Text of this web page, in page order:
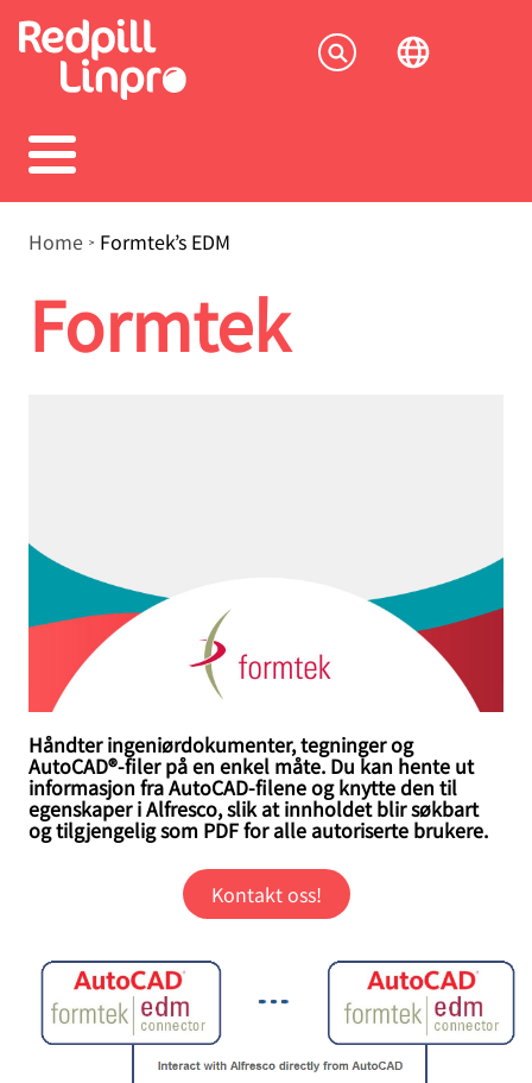
main
Breadcrumb
Home Formtek’s EDM
Formtek
Håndter ingeniørdokumenter, tegninger og
AutoCAD®-filer på en enkel måte. Du kan hente ut
informasjon fra AutoCAD-filene og knytte den til
egenskaper i Alfresco, slik at innholdet blir søkbart
og tilgjengelig som PDF for alle autoriserte brukere.
Kontakt oss!